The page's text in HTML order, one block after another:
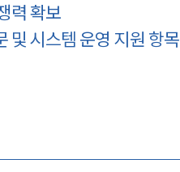
력 확보
및 시스템 운영 지원 항목